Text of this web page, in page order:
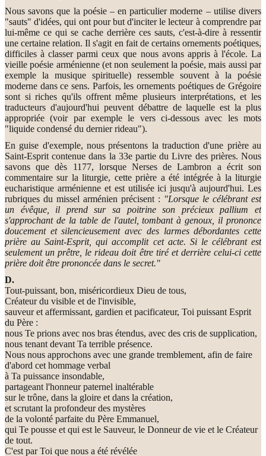
Nous savons que la poésie – en particulier moderne – utilise divers
"sauts" d'idées, qui ont pour but d'inciter le lecteur à comprendre par
lui-même ce qui se cache derrière ces sauts, c'est-à-dire à ressentir
une certaine relation. Il s'agit en fait de certains ornements poétiques,
difficiles à classer parmi ceux que nous avons appris à l'école. La
vieille poésie arménienne (et non seulement la poésie, mais aussi par
exemple la musique spirituelle) ressemble souvent à la poésie
moderne dans ce sens. Parfois, les ornements poétiques de Grégoire
sont si riches qu'ils offrent même plusieurs interprétations, et les
traducteurs d'aujourd'hui peuvent débattre de laquelle est la plus
appropriée (voir par exemple le vers ci-dessous avec les mots
"liquide condensé du dernier rideau").
En guise d'exemple, nous présentons la traduction d'une prière au
Saint-Esprit contenue dans la 33e partie du Livre des prières. Nous
savons que dès 1177, lorsque Nerses de Lambron a écrit son
commentaire sur la liturgie, cette prière a été intégrée à la liturgie
eucharistique arménienne et est utilisée ici jusqu'à aujourd'hui. Les
rubriques du missel arménien précisent : "Lorsque le célébrant est
un évêque, il prend sur sa poitrine son précieux pallium et
s'approchant de la table de l'autel, tombant à genoux, il prononce
doucement et silencieusement avec des larmes débordantes cette
prière au Saint-Esprit, qui accomplit cet acte. Si le célébrant est
seulement un prêtre, le rideau doit être tiré et derrière celui-ci cette
prière doit être prononcée dans le secret."
D.
Tout-puissant, bon, miséricordieux Dieu de tous,
Créateur du visible et de l'invisible,
sauveur et affermissant, gardien et pacificateur, Toi puissant Esprit
du Père :
nous Te prions avec nos bras étendus, avec des cris de supplication,
nous tenant devant Ta terrible présence.
Nous nous approchons avec une grande tremblement, afin de faire
d'abord cet hommage verbal
à Ta puissance insondable,
partageant l'honneur paternel inaltérable
sur le trône, dans la gloire et dans la création,
et scrutant la profondeur des mystères
de la volonté parfaite du Père Emmanuel,
qui Te pousse et qui est le Sauveur, le Donneur de vie et le Créateur
de tout.
C'est par Toi que nous a été révélée